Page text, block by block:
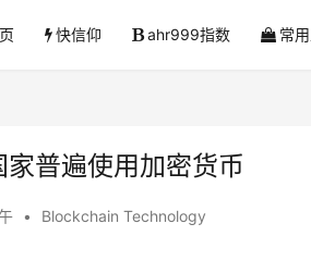
快信仰 ahr999指数 常
普遍使用加密货币
• Blockchain Technology